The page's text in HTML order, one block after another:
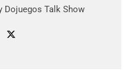
Dojuegos Talk Show